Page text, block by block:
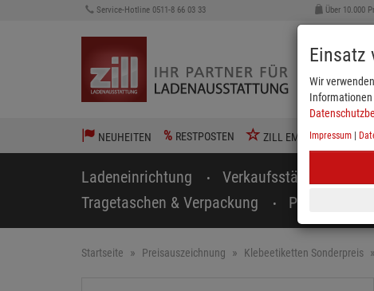
Service-Hotline 0511-8 66 03 33 Über 10.000
NEUHEITEN % RESTPOSTEN ZILL EMPFIEHLT
Ladeneinrichtung Verkaufsständer
Tragetaschen & Verpackung
Startseite Preisauszeichnung Klebeetiketten Sonderpreis
Einsatz
Wir
Informationen
Impressum